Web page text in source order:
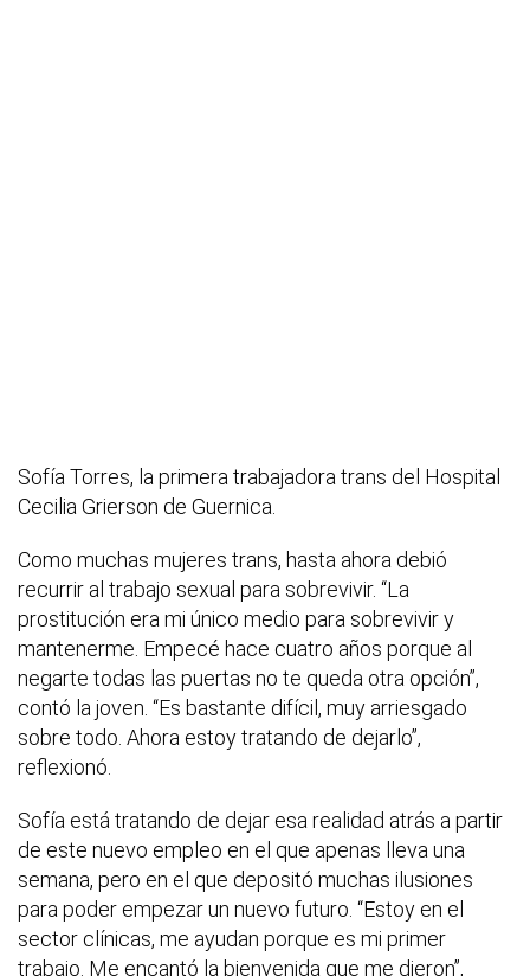
Sofía Torres, la primera trabajadora trans del Hospital
Cecilia Grierson de Guernica.
Como muchas mujeres trans, hasta ahora debió
recurrir al trabajo sexual para sobrevivir. “La
prostitución era mi único medio para sobrevivir y
mantenerme. Empecé hace cuatro años porque al
negarte todas las puertas no te queda otra opción”,
contó la joven. “Es bastante difícil, muy arriesgado
sobre todo. Ahora estoy tratando de dejarlo”,
reflexionó.
Sofía está tratando de dejar esa realidad atrás a partir
de este nuevo empleo en el que apenas lleva una
semana, pero en el que depositó muchas ilusiones
para poder empezar un nuevo futuro. “Estoy en el
sector clínicas, me ayudan porque es mi primer
trabajo. Me encantó la bienvenida que me dieron”,